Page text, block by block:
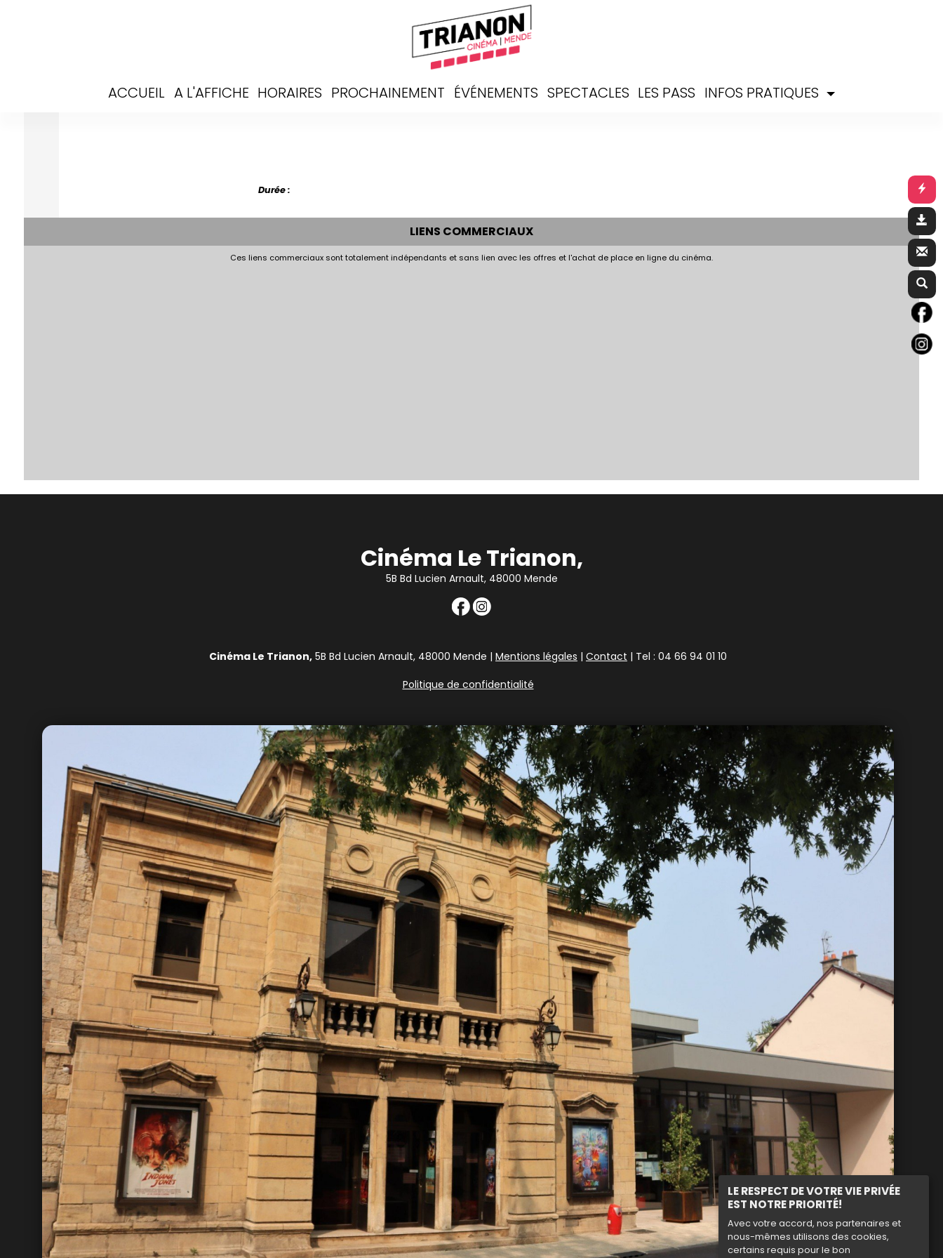
LE RESPECT DE VOTRE VIE PRIVÉE
EST NOTRE PRIORITÉ!
Avec votre accord, nos partenaires et
nous-mêmes utilisons des cookies,
certains requis pour le bon
ACCUEIL A L'AFFICHE HORAIRES PROCHAINEMENT ÉVÉNEMENTS SPECTACLES LES PASS INFOS PRATIQUES
Durée :
LIENS COMMERCIAUX
Ces liens commerciaux sont totalement indépendants et sans lien avec les offres et l'achat de place en ligne du cinéma.
Cinéma Le Trianon,
5B Bd Lucien Arnault, 48000 Mende
Cinéma Le Trianon, 5B Bd Lucien Arnault, 48000 Mende | Mentions légales | Contact | Tel : 04 66 94 01 10
Politique de confidentialité